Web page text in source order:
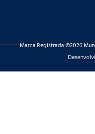
Marca Registrada ©2026